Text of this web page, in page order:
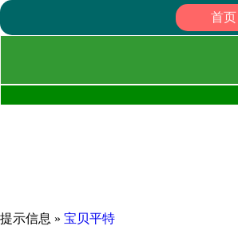
首页
提示信息 » 宝贝平特